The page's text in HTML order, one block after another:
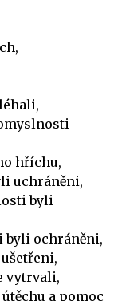
hříchu,
uchráněni,
byli
byli ochráněni,
vytrvali,
a pomoc